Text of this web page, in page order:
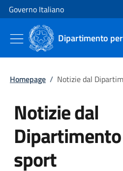
Vai al contenuto
Vai alla navigazione del sito
Governo Italiano
Dipartimento
Homepage / Notizie dal
Notizie dal
sport